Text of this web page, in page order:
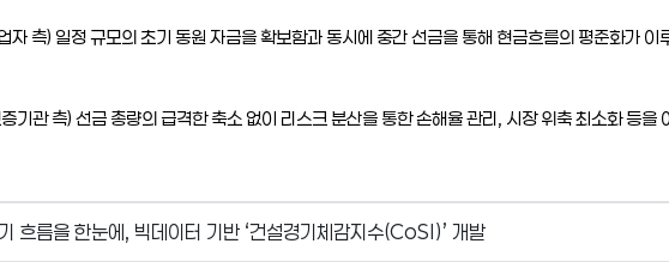
자 측) 일정 규모의 초기 동원 자금을 확보함과 동시에 중간 선금을 통해 현금흐름의 평준화가 이
기관 측) 선금 총량의 급격한 축소 없이 리스크 분산을 통한 손해율 관리, 시장 위축 최소화 등을
흐름을 한눈에, 빅데이터 기반 ‘건설경기체감지수(CoSI)’ 개발